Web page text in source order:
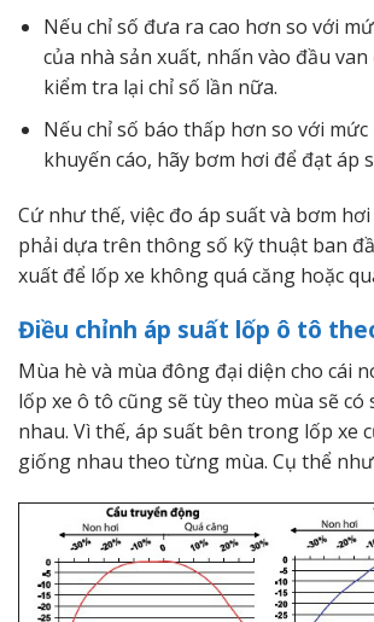
Nếu chỉ số đưa ra cao hơn so với
của nhà sản xuất, nhấn vào đầu
kiểm tra lại chỉ số lần nữa.
Nếu chỉ số báo thấp hơn so với
khuyến cáo, hãy bơm hơi để đạt áp
Cứ như thế, việc đo áp suất và bơm
phải dựa trên thông số kỹ thuật ban
xuất để lốp xe không quá căng hoặc
Điều chỉnh áp suất lốp ô tô
Mùa hè và mùa đông đại diện cho cái
lốp xe ô tô cũng sẽ tùy theo mùa sẽ có
nhau. Vì thế, áp suất bên trong lốp xe
giống nhau theo từng mùa. Cụ thể